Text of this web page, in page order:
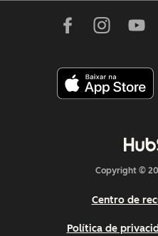
Copyright ©
Centro de
Política de